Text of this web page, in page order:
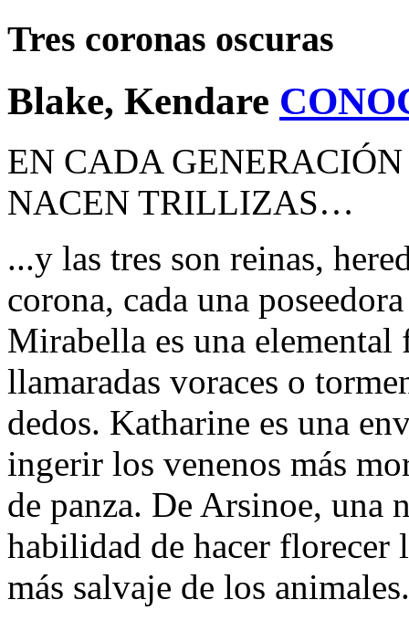
Tres coronas oscuras
Blake, Kendare
EN CADA
NACEN TRILLIZAS…
...y las tres son reinas,
corona, cada una
Mirabella es una elemental
llamaradas voraces o
dedos. Katharine es una
ingerir los venenos más
de panza. De Arsinoe, una
habilidad de hacer florecer
más salvaje de los animales.